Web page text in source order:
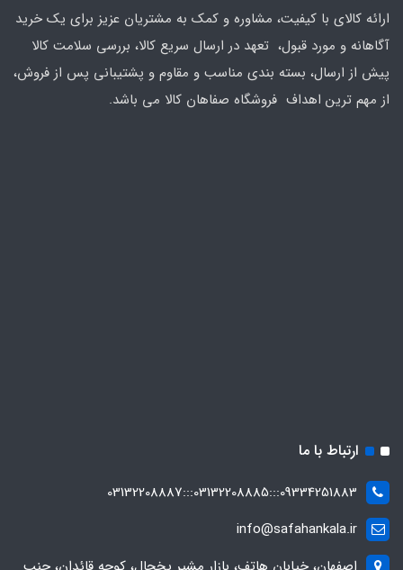
ارائه کالای با کیفیت، مشاوره و کمک به مشتریان عزیز برای یک خرید
آگاهانه و مورد قبول، تعهد در ارسال سریع کالا، بررسی سلامت کالا
پیش از ارسال، بسته بندی مناسب و مقاوم و پشتیبانی پس از فروش،
از مهم ترین اهداف فروشگاه صفاهان کالا می باشد.
ارتباط با ما
09334251883:::03132208885:::03132208887
info@safahankala.ir